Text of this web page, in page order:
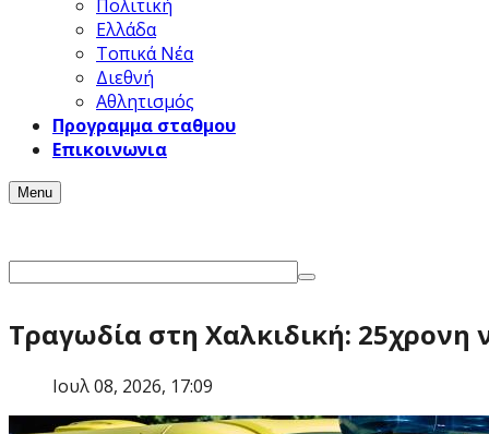
Πολιτική
Ελλάδα
Τοπικά Νέα
Διεθνή
Αθλητισμός
Προγραμμα σταθμου
Επικοινωνια
Menu
Τραγωδία στη Χαλκιδική:
Ιουλ 08, 2026, 17:09